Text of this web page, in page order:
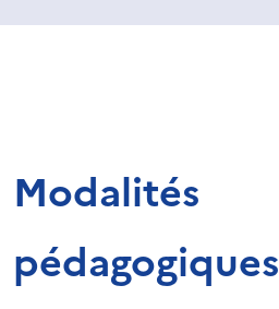
Modalités
pédagogiques